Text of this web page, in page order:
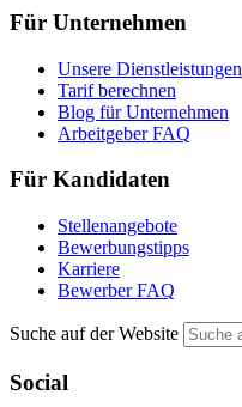
Für Unternehmen
Unsere Dienstleistungen
Tarif berechnen
Blog für Unternehmen
Arbeitgeber FAQ
Für Kandidaten
Stellenangebote
Bewerbungstipps
Karriere
Bewerber FAQ
Suche auf der Website
Social